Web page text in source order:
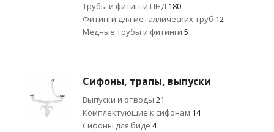
Трубы и фитинги ПНД 180
Фитинги для металлических труб 12
Медные трубы и фитинги 5
Сифоны, трапы, выпуски
Выпуски и отводы 21
Комплектующие к сифонам 14
Сифоны для биде 4